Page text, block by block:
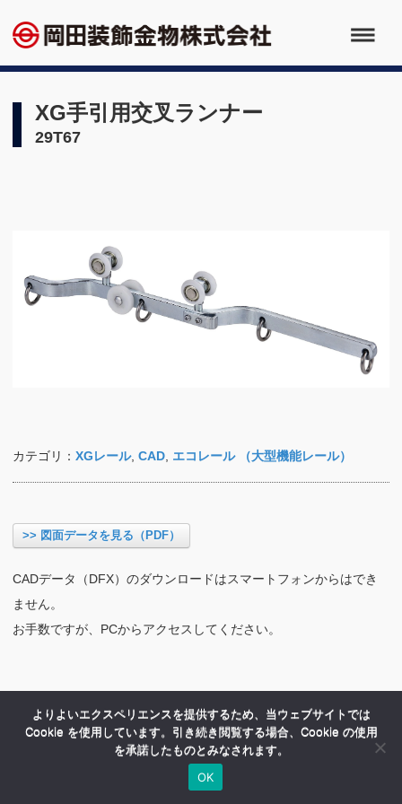
XG手引用交叉ランナー
29T67
カテゴリ： XGレール, CAD エコレール （大型機能レール）
>> 図面データを見る（PDF）
CADデータ（DFX）のダウンロードはスマートフォンからはでき
ません。
お手数ですが、PCからアクセスしてください。
よりよいエクスペリエンスを提供するため、当ウェブサイトでは
Cookie を使用しています。引き続き閲覧する場合、Cookie の使用
を承諾したものとみなされます。
OK